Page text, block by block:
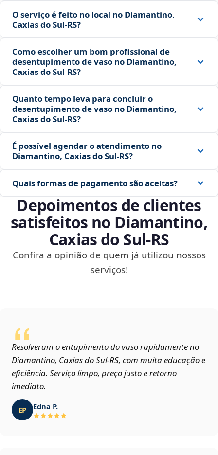
O serviço é feito no local no Diamantino,
Caxias do Sul‑RS?
Como escolher um bom profissional de
desentupimento de vaso no Diamantino,
Caxias do Sul‑RS?
Quanto tempo leva para concluir o
desentupimento de vaso no Diamantino,
Caxias do Sul‑RS?
É possível agendar o atendimento no
Diamantino, Caxias do Sul‑RS?
Quais formas de pagamento são aceitas?
Depoimentos de clientes
satisfeitos no Diamantino,
Caxias do Sul‑RS
Confira a opinião de quem já utilizou nossos
serviços!
Resolveram o entupimento do vaso rapidamente no
Diamantino, Caxias do Sul‑RS, com muita educação e
eficiência. Serviço limpo, preço justo e retorno
imediato.
EP Edna P.